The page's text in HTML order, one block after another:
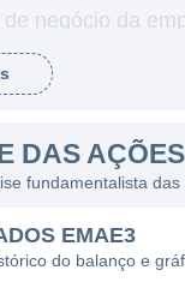
negócio da
da EMAE é
a
a EMAE não
DAS
fundamentalista das
EMAE3
do balanço e